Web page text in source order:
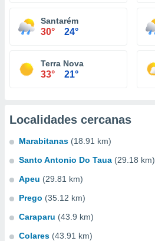
Santarém
30° 24°
Terra Nova
33° 21°
Localidades cercanas
Marabitanas (18.91 km)
Santo Antonio Do Taua (29.18 km)
Apeu (29.81 km)
Prego (35.12 km)
Caraparu (43.9 km)
Colares (43.91 km)